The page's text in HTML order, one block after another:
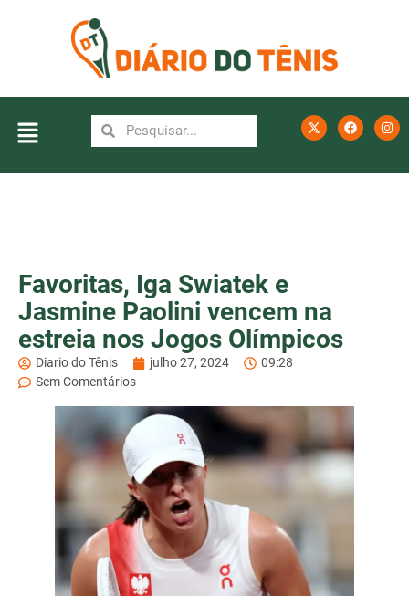
Favoritas, Iga Swiatek e
Jasmine Paolini vencem na
estreia nos Jogos Olímpicos
Diario do Tênis julho 27, 2024
09:28
Sem Comentários